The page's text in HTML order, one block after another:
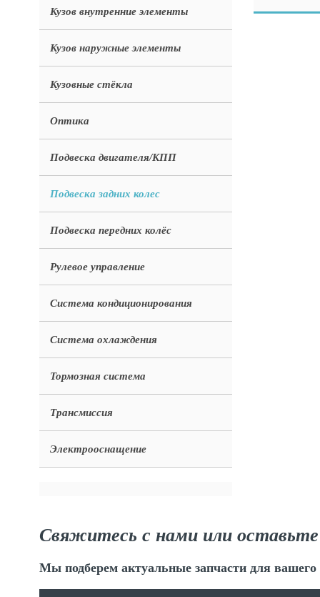
Кузов внутренние элементы
Кузов наружные элементы
Кузовные стёкла
Оптика
Подвеска двигателя/КПП
Подвеска задних колес
Подвеска передних колёс
Рулевое управление
Система кондиционирования
Система охлаждения
Тормозная система
Трансмиссия
Электрооснащение
Свяжитесь с нами или оставьте
Мы подберем актуальные запчасти для вашего